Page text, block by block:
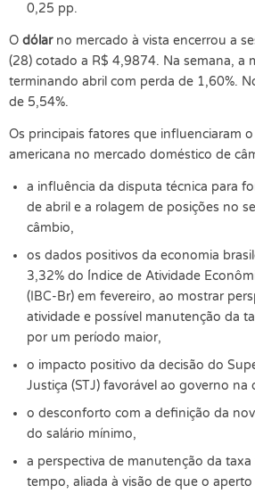
0,25 pp.
O dólarno mercado à vista encerrou a
(28) cotado a R$ 4,9874. Na semana, a
terminando abril com perda de 1,60%.
de 5,54%.
Os principais fatores que influenciaram
americana no mercado doméstico de
a influência da disputa técnica para
de abril e a rolagem de posições no
câmbio,
os dados positivos da economia
3,32% do Índice de Atividade
(IBC-Br) em fevereiro, ao mostrar
atividade e possível manutenção da
por um período maior,
o impacto positivo da decisão do
Justiça (STJ) favorável ao governo
o desconforto com a definição da
do salário mínimo,
a perspectiva de manutenção da taxa
tempo, aliada à visão de que o